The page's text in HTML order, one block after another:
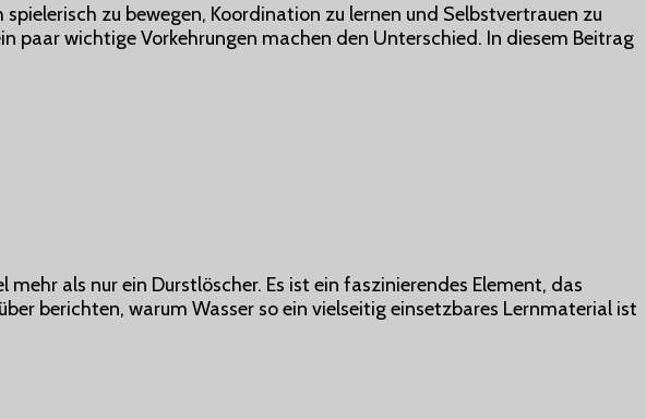
zu bewegen, Koordination zu lernen und Selbstvertrauen zu
paar wichtige Vorkehrungen machen den Unterschied. In diesem Beitrag
als nur ein Durstlöscher. Es ist ein faszinierendes Element, das
berichten, warum Wasser so ein vielseitig einsetzbares Lernmaterial ist